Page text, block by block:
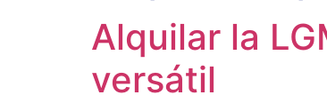
Alquilar la
versátil